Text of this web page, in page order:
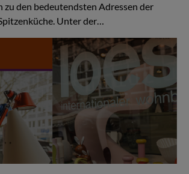
zu den bedeutendsten Adressen der
Unter der…